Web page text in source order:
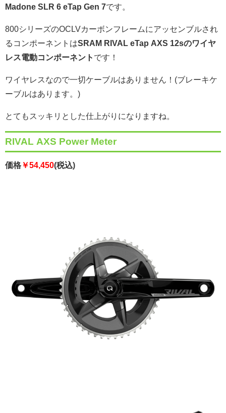
Madone SLR 6 eTap Gen 7です。
800シリーズのOCLVカーボンフレームにアッセンブルされ
るコンポーネントはSRAM RIVAL eTap AXS 12sのワイヤ
レス電動コンポーネント です！
ワイヤレスなので一切ケーブルはありません！(ブレーキケ
ーブルはあります。)
とてもスッキリとした仕上がりになりますね。
RIVAL AXS Power Meter
価格￥54,450(税込)